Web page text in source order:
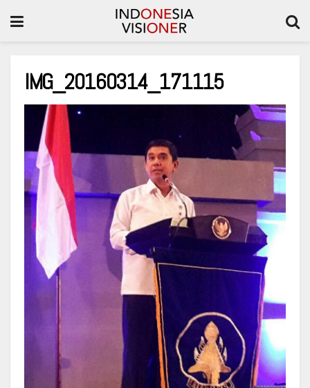
IMG_20160314_171115